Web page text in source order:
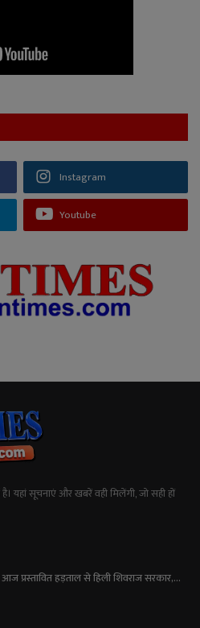
Instagram
Youtube
यहां सूचनाएं और खबरें वही मिलेंगी, जो सही हों
प्रस्तावित हड़ताल से हिली शिवराज सरकार,...